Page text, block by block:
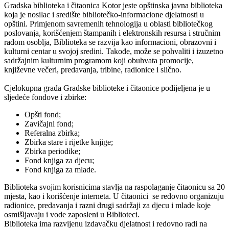
Gradska biblioteka i čitaonica Kotor jeste opštinska javna biblioteka
koja je nosilac i središte bibliotečko-informacione djelatnosti u
opštini. Primjenom savremenih tehnologija u oblasti bibliotečkog
poslovanja, korišćenjem štampanih i elektronskih resursa i stručnim
radom osoblja, Biblioteka se razvija kao informacioni, obrazovni i
kulturni centar u svojoj sredini. Takođe, može se pohvaliti i izuzetno
sadržajnim kulturnim programom koji obuhvata promocije,
književne večeri, predavanja, tribine, radionice i slično.
Cjelokupna građa Gradske biblioteke i čitaonice podijeljena je u
sljedeće fondove i zbirke:
Opšti fond;
Zavičajni fond;
Referalna zbirka;
Zbirka stare i rijetke knjige;
Zbirka periodike;
Fond knjiga za djecu;
Fond knjiga za mlade.
Biblioteka svojim korisnicima stavlja na raspolaganje čitaonicu sa 20
mjesta, kao i korišćenje interneta. U čitaonici se redovno organizuju
radionice, predavanja i razni drugi sadržaji za djecu i mlade koje
osmišljavaju i vode zaposleni u Biblioteci.
Biblioteka ima razvijenu izdavačku djelatnost i redovno radi na